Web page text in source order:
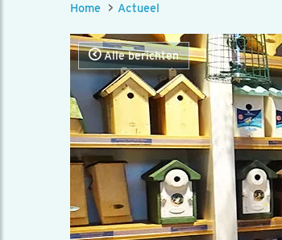
Home Actueel
Alle berichten